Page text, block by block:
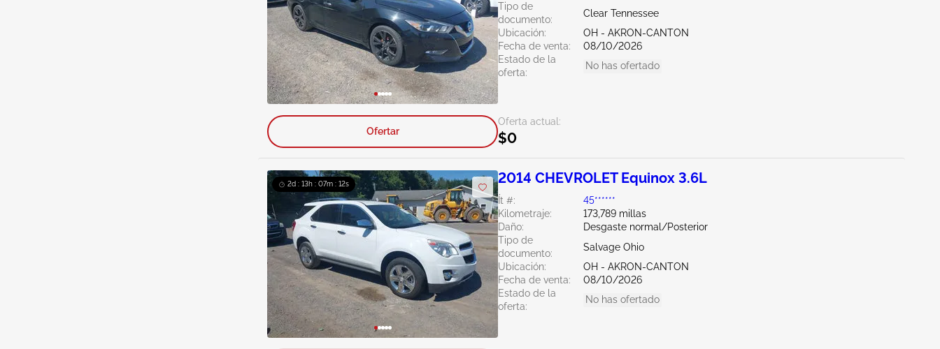
Tipo de
documento:
Clear Tennessee
Ubicación:
OH - AKRON-CANTON
Fecha de venta:
08/10/2026
Estado de la
oferta:
No has ofertado
Oferta actual:
$0
Ofertar
2d : 13h : 07m : 11s 2014 CHEVROLET Equinox 3.6L
Ít #:
45******
Kilometraje:
173,789 millas
Daño:
Desgaste normal/Posterior
Tipo de
documento:
Salvage Ohio
Ubicación:
OH - AKRON-CANTON
Fecha de venta:
08/10/2026
Estado de la
oferta:
No has ofertado